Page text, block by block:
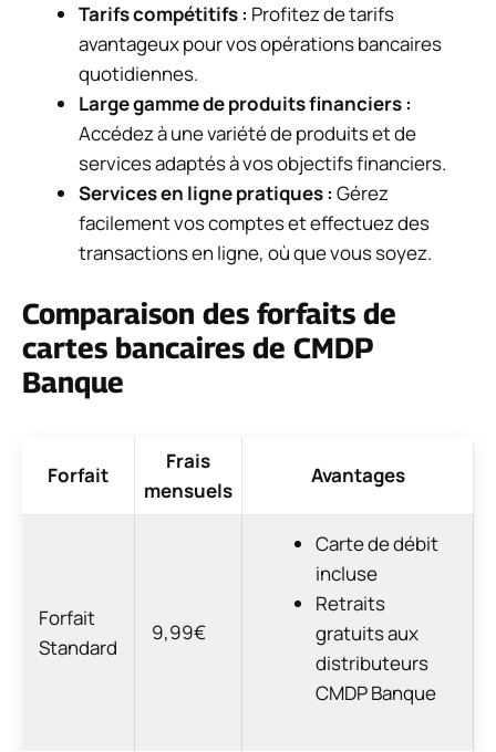
Tarifs compétitifs : Profitez de tarifs
avantageux pour vos opérations bancaires
quotidiennes.
Large gamme de produits financiers :
Accédez à une variété de produits et de
services adaptés à vos objectifs financiers.
Services en ligne pratiques : Gérez
facilement vos comptes et effectuez des
transactions en ligne, où que vous soyez.
Comparaison des forfaits de
cartes bancaires de CMDP
Banque
Forfait
Frais
mensuels
Avantages
Forfait
Standard
9,99€
Carte de débit
incluse
Retraits
gratuits aux
distributeurs
CMDP Banque